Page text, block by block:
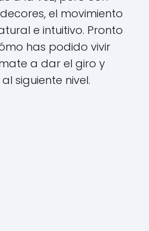
el movimiento
e intuitivo. Pronto
has podido vivir
a dar el giro y
siguiente nivel.